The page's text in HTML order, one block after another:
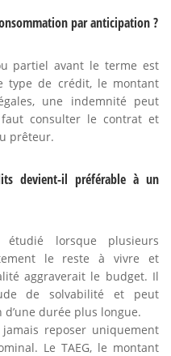
par anticipation ?
partiel avant le terme est
type de crédit, le montant
une indemnité peut
consulter le contrat et
prêteur.
devient-il préférable à un
lorsque plusieurs
le reste à vivre et
aggraverait le budget. Il
de solvabilité et peut
durée plus longue.
reposer uniquement
Le TAEG, le montant